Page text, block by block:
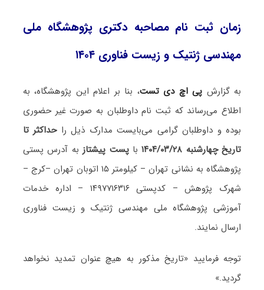
زمان ثبت نام مصاحبه دکتری پژوهشگاه ملی
مهندسی ژنتیک و زیست فناوری ۱۴۰۴
به گزارش پی اچ دی تست، بنا بر اعلام این پژوهشگاه، به
اطلاع می‌رساند که ثبت نام داوطلبان به صورت غیر حضوری
بوده و داوطلبان گرامی می‌بایست مدارک ذیل راحداکثر تا
تاریخ چهارشنبه ۱۴۰۴/۰۳/۲۸
باپست پیشتازبه آدرس پستی
پژوهشگاه به نشانی تهران – کیلومتر ۱۵ اتوبان تهران –کرج –
شهرک پژوهش – کدپستی ۱۴۹۷۷۱۶۳۱۶ – اداره خدمات
آموزشی پژوهشگاه ملی مهندسی ژنتیک و زیست فناوری
ارسال نمایند.
توجه فرمایید «تاریخ مذکور به هیچ عنوان تمدید نخواهد
گردید.»